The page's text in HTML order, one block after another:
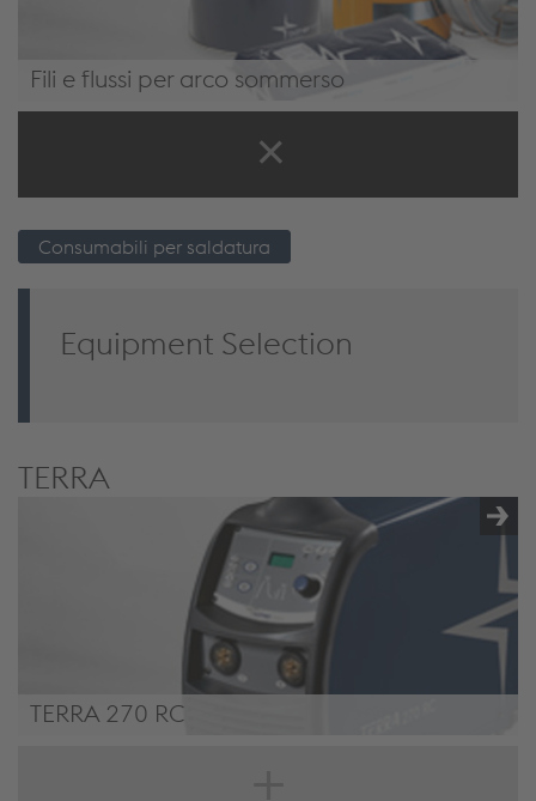
Fili e flussi per arco sommerso
Consumabili per saldatura
Equipment Selection
TERRA
TERRA 270 RC